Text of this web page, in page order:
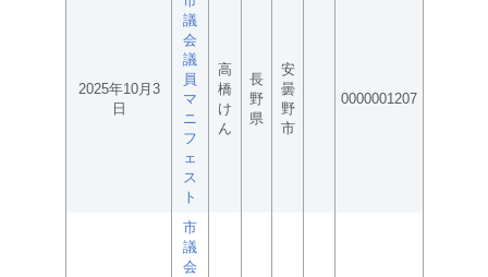
2025年10月3
日
議
会
議
員
マ
ニ
フ
ェ
ス
ト
高
橋
け
ん
長
野
県
安
曇
野
市
0000001207
市
議
会